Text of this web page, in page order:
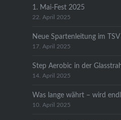
1. Mai-Fest 2025
22. April 2025
Neue Spartenleitung im
17. April 2025
Step Aerobic in der
14. April 2025
Was lange währt – wird
10. April 2025